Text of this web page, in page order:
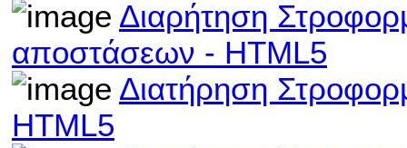
Διαρήτηση
αποστάσεων - HTML5
Διατήρηση
HTML5